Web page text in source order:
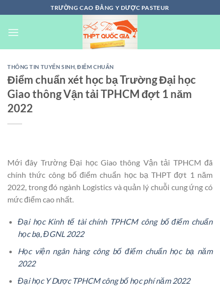
đến
nội
TRƯỜNG CAO ĐẲNG Y DƯỢC PASTEUR
THÔNG TIN TUYỂN SINH ,ĐIỂM CHUẨN
Điểm chuẩn xét học bạ Trường Đại học
Giao thông Vận tải TPHCM đợt 1 năm
2022
Mới đây Trường Đại học Giao thông Vận tải TPHCM đã
chính thức công bố điểm chuẩn học bạ THPT đợt 1 năm
2022, trong đó ngành Logistics và quản lý chuỗi cung ứng có
mức điểm cao nhất.
Đại học Kinh tế tài chính TPHCM công bố điểm chuẩn
học bạ, ĐGNL 2022
Học viện ngân hàng công bố điểm chuẩn học bạ năm
2022
Đại học Y Dược TPHCM công bố học phí năm 2022